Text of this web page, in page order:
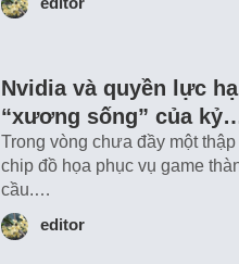
Nvidia và quyền lực
“xương sống” của
Trong vòng chưa đầy một
chip đồ họa phục vụ game
cầu.…
editor